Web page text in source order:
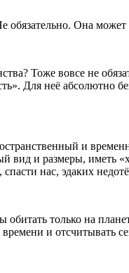
обязательно. Она
Тоже вовсе не
Для неё абсолютно
и
вид и размеры, иметь
нас, эдаких
обитать только на
времени и отсчитывать